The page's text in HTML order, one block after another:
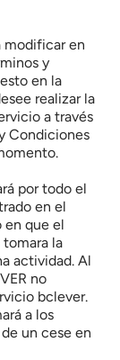
modificar en
y
en la
realizar la
a través
Condiciones
por todo el
en el
en que el
tomara la
actividad. Al
no
bclever.
a los
un cese en